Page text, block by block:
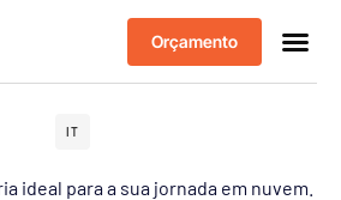
Orçamento
IT
ideal para a sua jornada em nuvem.